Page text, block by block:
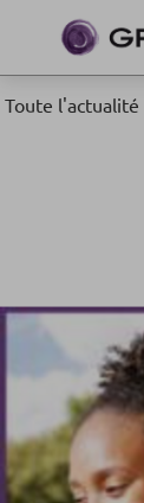
Toute l'actualité